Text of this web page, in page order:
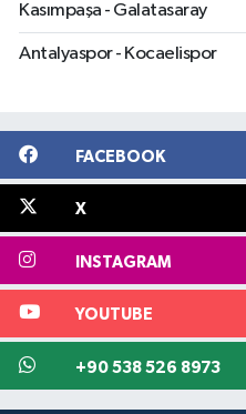
Kasımpaşa - Galatasaray
Antalyaspor - Kocaelispor
FACEBOOK
X
INSTAGRAM
YOUTUBE
+90 538 526 8973